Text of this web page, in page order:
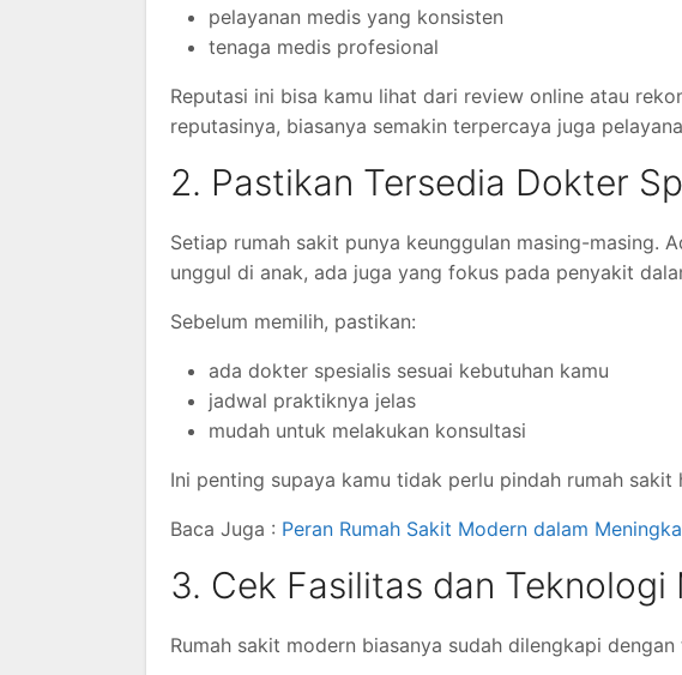
pelayanan medis yang konsisten
tenaga medis profesional
Reputasi ini bisa kamu lihat dari review online atau
reputasinya, biasanya semakin terpercaya juga
2. Pastikan Tersedia Dokter
Setiap rumah sakit punya keunggulan masing-masing.
unggul di anak, ada juga yang fokus pada penyakit
Sebelum memilih, pastikan:
ada dokter spesialis sesuai kebutuhan kamu
jadwal praktiknya jelas
mudah untuk melakukan konsultasi
Ini penting supaya kamu tidak perlu pindah rumah sakit
Baca Juga : Peran Rumah Sakit Modern dalam
3. Cek Fasilitas dan Teknologi
Rumah sakit modern biasanya sudah dilengkapi